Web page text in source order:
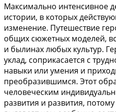
Максимально интенсивное
истории, в которых
изменение. Путешествие
общих сюжетных моделей,
и былинах любых культур.
уклад, соприкасается с
навыки или умения и
преобразившимся. Этот
человеческим
развития и развития,